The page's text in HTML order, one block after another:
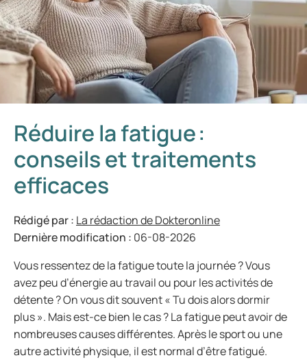
Réduire la fatigue :
conseils et traitements
efficaces
Rédigé par : La rédaction de Dokteronline
Dernière modification : 06-08-2026
Vous ressentez de la fatigue toute la journée ? Vous
avez peu d’énergie au travail ou pour les activités de
détente ? On vous dit souvent « Tu dois alors dormir
plus ». Mais est-ce bien le cas ? La fatigue peut avoir de
nombreuses causes différentes. Après le sport ou une
autre activité physique, il est normal d’être fatigué.